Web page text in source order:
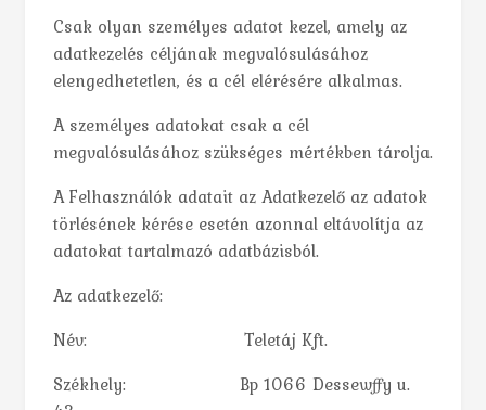
Csak olyan személyes adatot kezel, amely az
adatkezelés céljának megvalósulásához
elengedhetetlen, és a cél elérésére alkalmas.
A személyes adatokat csak a cél
megvalósulásához szükséges mértékben tárolja.
A Felhasználók adatait az Adatkezelő az adatok
törlésének kérése esetén azonnal eltávolítja az
adatokat tartalmazó adatbázisból.
Az adatkezelő:
Név: Teletáj Kft.
Székhely: Bp 1066 Dessewffy u.